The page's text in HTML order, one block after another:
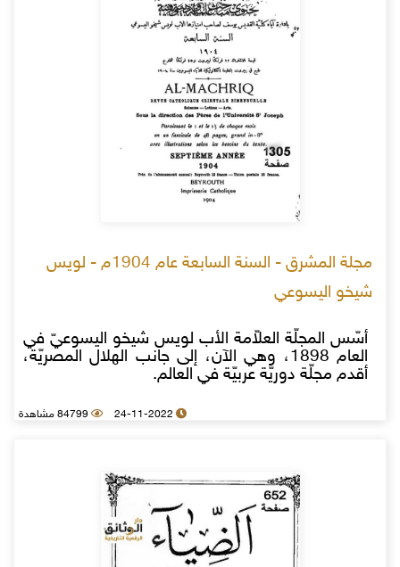
مجلة المشرق - السنة السابعة عام 1904م - لويس
شيخو اليسوعي
أسّس المجلّة العلاّمة الأب لويس شيخو اليسوعيّ في
العام 1898، وهي الآن، إلى جانب الهلال المصريّة،
أقدم مجلّة دوريّة عربيّة في العالم.
24-11-2022 84799 مشاهدة